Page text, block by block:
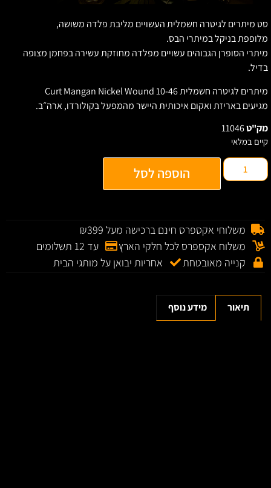
סט מיתרים לגיטרה חשמלית העשויים מליבת פלדה משושה,
מלופפת בניקל במיתרי הבס.
מיתרי הסופרן הגבוהים עשויים מפלדה מחוזקת עשירה בפחמן מצופה
בדיל.
מיתרים לגיטרה חשמלית Curt Mangan Nickel Wound 10-46
מגיעים באריזת ואקום איכותית היישר מהמפעל בקולורדו, ארה״ב.
מק"ט11046
קיים במלאי
הוספה לסל
משלוחי אקספרס חינם ברכישה מעל ₪399
משלוח אקספרס לכל חלקי הארץ
עד 12 תשלומים
קנייה מאובטחת
אחריות יבואן על מותגי הבית
תיאור מידע נוסף